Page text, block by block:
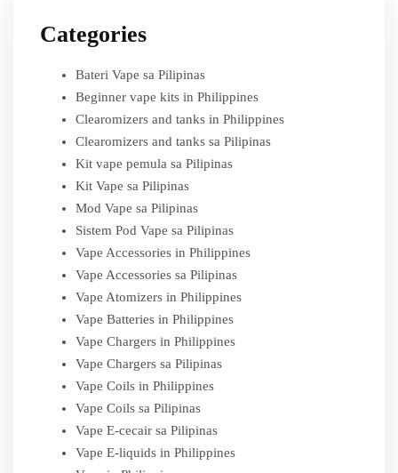
Categories
Bateri Vape sa Pilipinas
Beginner vape kits in Philippines
Clearomizers and tanks in Philippines
Clearomizers and tanks sa Pilipinas
Kit vape pemula sa Pilipinas
Kit Vape sa Pilipinas
Mod Vape sa Pilipinas
Sistem Pod Vape sa Pilipinas
Vape Accessories in Philippines
Vape Accessories sa Pilipinas
Vape Atomizers in Philippines
Vape Batteries in Philippines
Vape Chargers in Philippines
Vape Chargers sa Pilipinas
Vape Coils in Philippines
Vape Coils sa Pilipinas
Vape E-cecair sa Pilipinas
Vape E-liquids in Philippines